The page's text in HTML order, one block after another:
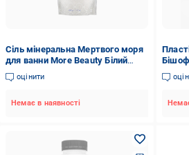
Сіль мінеральна Мертвого моря
для ванни More Beauty Білий
(7290016101089/2)
оцінити
Немає в наявності
г